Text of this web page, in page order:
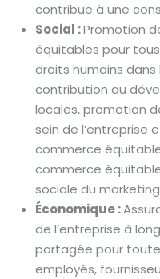
contribue à une
Social :Promotion
équitables pour
droits humains
contribution au
locales, promotion
sein de l’entreprise
commerce
commerce
sociale du
Économique :
de l’entreprise à
partagée pour
employés,